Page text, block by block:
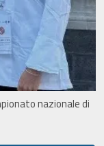
nazionale di